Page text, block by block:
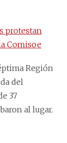
protestan
Comisoe
Región
del
37
al lugar.